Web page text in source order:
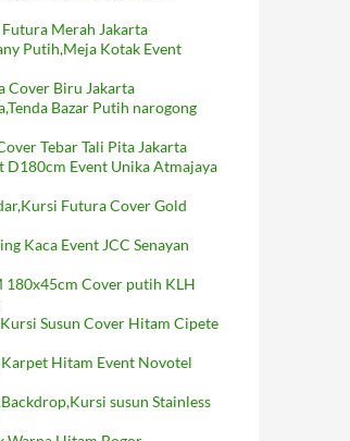
Futura Merah Jakarta
Putih,Meja Kotak Event
Cover Biru Jakarta
Bazar Putih narogong
Tebar Tali Pita Jakarta
D180cm Event Unika Atmajaya
Futura Cover Gold
Kaca Event JCC Senayan
180x45cm Cover putih KLH
Susun Cover Hitam Cipete
Karpet Hitam Event Novotel
susun Stainless